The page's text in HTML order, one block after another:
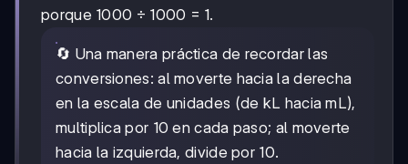
porque 1000 ÷ 1000 = 1.
🔄 Una manera práctica de recordar las
conversiones: al moverte hacia la derecha
en la escala de unidades (de kL hacia mL),
multiplica por 10 en cada paso; al moverte
hacia la izquierda, divide por 10.